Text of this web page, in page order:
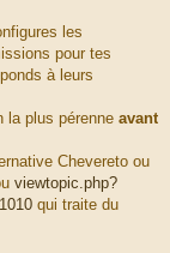
les
pour tes
à leurs
la plus pérenne avant
Chevereto ou
viewtopic.php?
qui traite du